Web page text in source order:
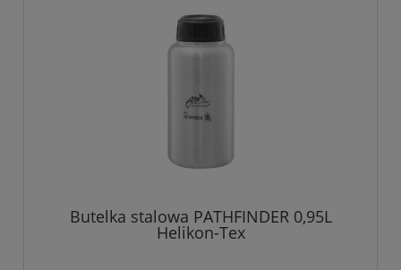
Butelka stalowa PATHFINDER 0,95L
Helikon-Tex